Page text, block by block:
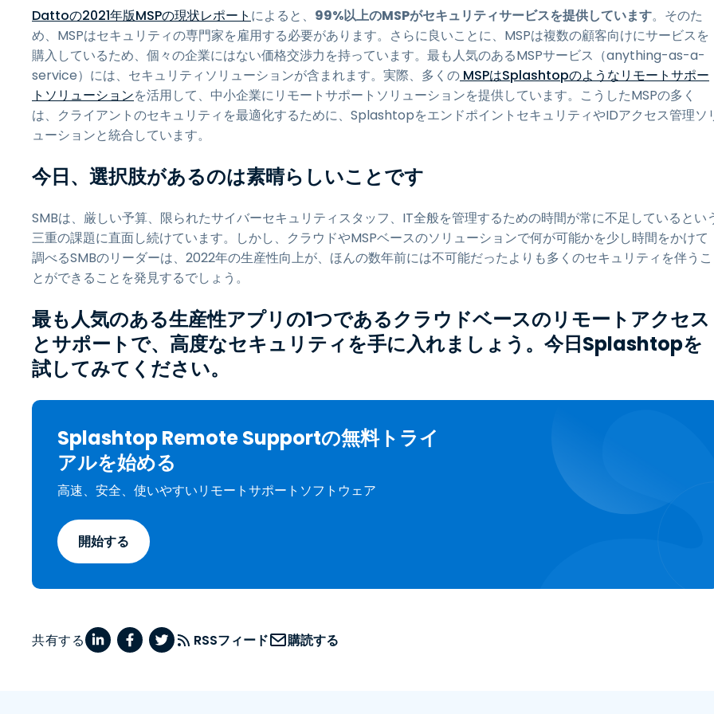
Dattoの2021年版MSPの現状レポート によると、 99%以上のMSPがセキュリティサービスを提供しています。そのた
め、MSPはセキュリティの専門家を雇用する必要があります。さらに良いことに、MSPは複数の顧客向けにサービスを
購入しているため、個々の企業にはない価格交渉力を持っています。最も人気のあるMSPサービス（anything-as-a-
service）には、セキュリティソリューションが含まれます。実際、多くの MSPはSplashtopのようなリモートサポー
トソリューションを活用して、中小企業にリモートサポートソリューションを提供しています。こうしたMSPの多く
は、クライアントのセキュリティを最適化するために、SplashtopをエンドポイントセキュリティやIDアクセス管理ソ
ューションと統合しています。
今日、選択肢があるのは素晴らしいことです
SMBは、厳しい予算、限られたサイバーセキュリティスタッフ、IT全般を管理するための時間が常に不足しているとい
三重の課題に直面し続けています。しかし、クラウドやMSPベースのソリューションで何が可能かを少し時間をかけて
調べるSMBのリーダーは、2022年の生産性向上が、ほんの数年前には不可能だったよりも多くのセキュリティを伴うこ
とができることを発見するでしょう。
最も人気のある生産性アプリの1つであるクラウドベースのリモートアクセス
とサポートで、高度なセキュリティを手に入れましょう。今日Splashtopを
試してみてください。
Splashtop Remote Supportの無料トライ
アルを始める
高速、安全、使いやすいリモートサポートソフトウェア
開始する
共有する RSSフィード 購読する